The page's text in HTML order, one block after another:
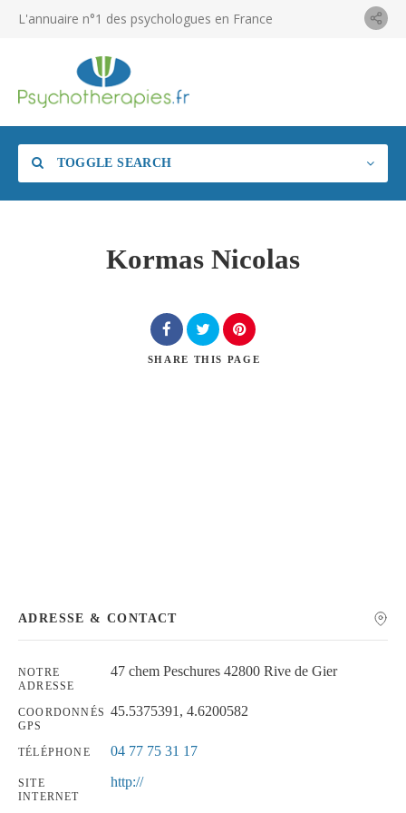
L'annuaire n°1 des psychologues en France
TOGGLE SEARCH
Kormas Nicolas
SHARE THIS PAGE
ADRESSE & CONTACT
NOTRE
ADRESSE
47 chem Peschures 42800 Rive de Gier
COORDONNÉS
GPS
45.5375391, 4.6200582
TÉLÉPHONE 04 77 75 31 17
SITE
INTERNET
http://